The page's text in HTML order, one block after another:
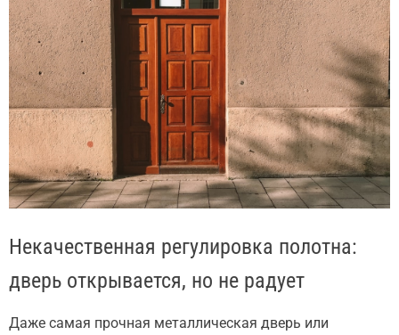
Некачественная регулировка полотна:
дверь открывается, но не радует
Даже самая прочная металлическая дверь или